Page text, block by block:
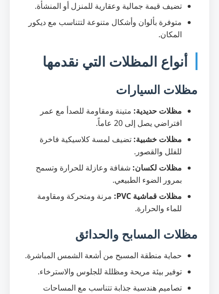
تضيف قيمة جمالية وعقارية للمنزل أو المنشأة.
متوفرة بألوان وأشكال متنوعة لتتناسب مع ديكور
المكان.
أنواع المظلات التي نقدمها
مظلات السيارات
مظلات حديدية: متينة ومقاومة للصدأ مع عمر
افتراضي يصل إلى 20 عاماً.
مظلات خشبية: تضيف لمسة كلاسيكية فاخرة
للفلل والقصور.
مظلات لكسان: شفافة وعازلة للحرارة وتسمح
بمرور الضوء الطبيعي.
مظلات قماشية PVC:
مرنة ومتحركة ومقاومة
للماء والحرارة.
مظلات المسابح والحدائق
حماية منطقة المسبح من أشعة الشمس المباشرة.
توفير بيئة مريحة ومظللة للجلوس والاسترخاء.
تصاميم هندسية جذابة تتناسب مع المساحات